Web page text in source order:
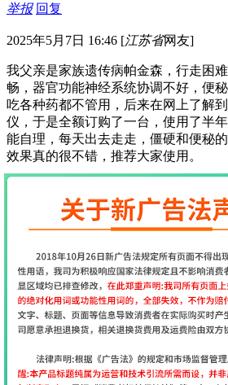
举报 回复
2025年5月7日 16:46 [江苏省网友]
我父亲是家族遗传病帕金森，行走困
畅，器官功能神经系统协调不好，便
吃各种药都不管用，后来在网上了解
仪，于是全额订购了一台，使用了半
能自理，每天出去走走，僵硬和便秘
效果真的很不错，推荐大家使用。
2017年7月29日 17:13 经颅磁网友 [江苏
一开始使用这个仪器还挺担心的，担
收到货后老师第一时间就给出了指导
题老师也会第一时间回复，很贴心，
果…
举报 回复
2017年7月12日 9:35经颅磁网友 [江苏